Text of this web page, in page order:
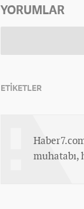
YORUMLAR
ETİKETLER
muhatabı,